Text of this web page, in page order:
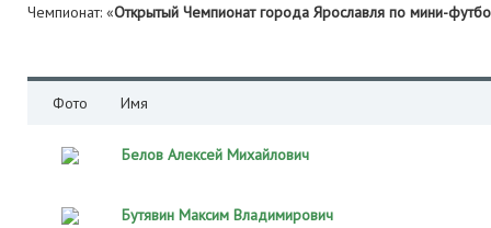
Чемпионат: «Открытый Чемпионат города Ярославля по мини-
Фото Имя
Белов Алексей Михайлович
Бутявин Максим Владимирович